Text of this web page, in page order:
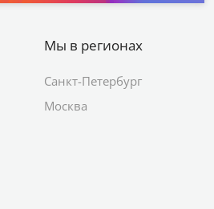
Мы в регионах
Санкт-Петербург
Москва